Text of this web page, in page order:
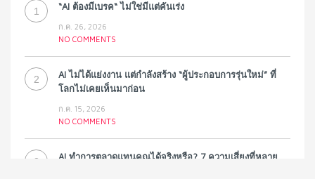
1 “AI ต้องมีเบรค“ ไม่ใช่มีแต่คันเร่ง
ก.ค. 26, 2026
NO COMMENTS
2
AI ไม่ได้แย่งงาน แต่กำลังสร้าง “ผู้ประกอบการรุ่นใหม่” ที่
โลกไม่เคยเห็นมาก่อน
ก.ค. 15, 2026
NO COMMENTS
3
AI ทำการตลาดแทนคุณได้จริงหรือ? 7 ความเสี่ยงที่หลาย